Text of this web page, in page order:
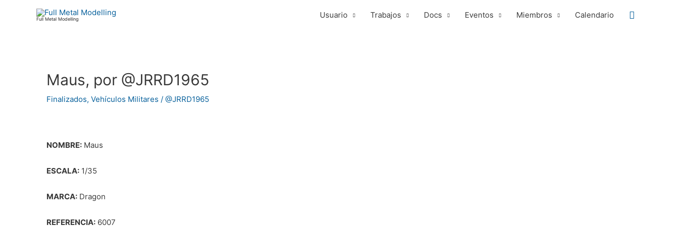
Full Metal Modelling Usuario Trabajos Docs Eventos Miembros Calendario Buscar
Maus, por @JRRD1965
Finalizados, Vehículos Militares / @JRRD1965
NOMBRE: Maus
ESCALA: 1/35
MARCA: Dragon
REFERENCIA: 6007
Navegación
entradas